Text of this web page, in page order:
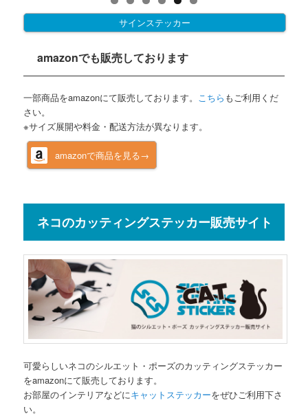
サインステッカー
amazonでも販売しております
一部商品をamazonにて販売しております。 こちら もご利用くだ
さい。
※サイズ展開や料金・配送方法が異なります。
amazonで商品を見る→
ネコのカッティングステッカー販売サイト
可愛らしいネコのシルエット・ポーズのカッティングステッカー
をamazonにて販売しております。
お部屋のインテリアなどにキャットステッカーをぜひご利用下さ
い。